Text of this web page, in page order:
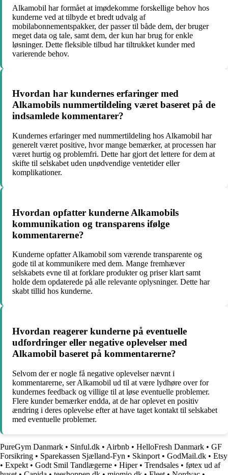
Alkamobil har formået at imødekomme forskellige behov hos
kunderne ved at tilbyde et bredt udvalg af
mobilabonnementspakker, der passer til både dem, der bruger
meget data og tale, samt dem, der kun har brug for enkle
løsninger. Dette fleksible tilbud har tiltrukket kunder med
varierende behov.
Hvordan har kundernes erfaringer med
Alkamobils nummertildeling været baseret på de
indsamlede kommentarer?
Kundernes erfaringer med nummertildeling hos Alkamobil har
generelt været positive, hvor mange bemærker, at processen har
været hurtig og problemfri. Dette har gjort det lettere for dem at
skifte til selskabet uden unødvendige ventetider eller
komplikationer.
Hvordan opfatter kunderne Alkamobils
kommunikation og transparens ifølge
kommentarerne?
Kunderne opfatter Alkamobil som værende transparente og
gode til at kommunikere med dem. Mange fremhæver
selskabets evne til at forklare produkter og priser klart samt
holde dem opdaterede på alle relevante oplysninger. Dette har
skabt tillid hos kunderne.
Hvordan reagerer kunderne på eventuelle
udfordringer eller negative oplevelser med
Alkamobil baseret på kommentarerne?
Selvom der er nogle få negative oplevelser nævnt i
kommentarerne, ser Alkamobil ud til at være lydhøre over for
kundernes feedback og villige til at løse eventuelle problemer.
Flere kunder bemærker endda, at de har oplevet en positiv
ændring i deres oplevelse efter at have taget kontakt til selskabet
med eventuelle problemer.
PureGym Danmark • Sinful.dk • Airbnb • HelloFresh Danmark • GF
Forsikring • Sparekassen Sjælland-Fyn • Skinport • GodMail.dk • Etsy
• Expekt • Godt Smil Tandlægerne • Hiper• Trendsales • føtex ud af